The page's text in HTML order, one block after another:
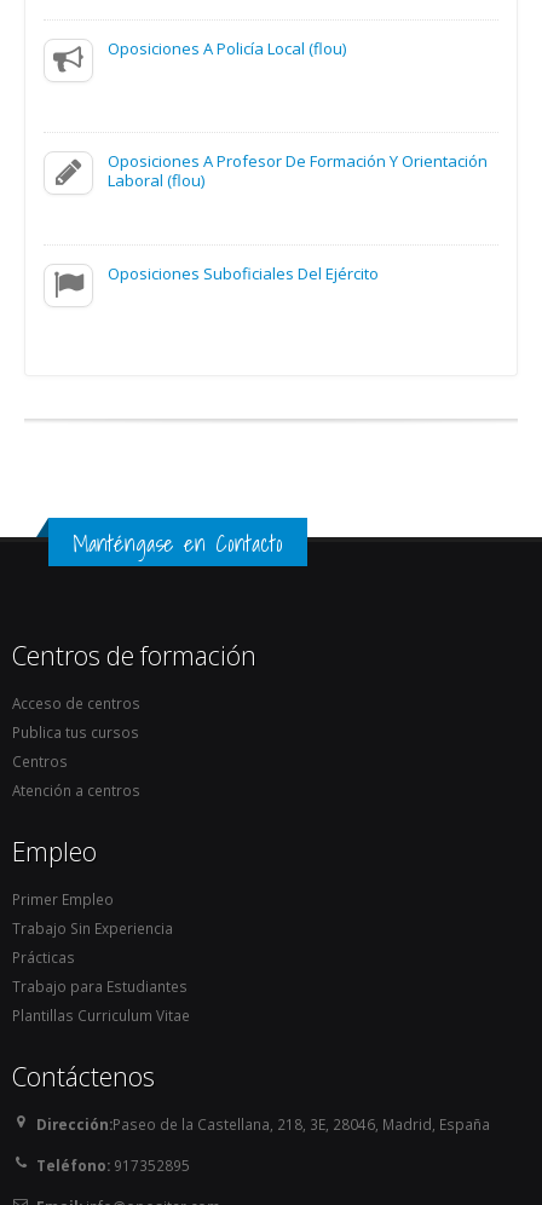
Oposiciones A Policía Local (flou)
Oposiciones A Profesor De Formación Y Orientación
Laboral (flou)
Oposiciones Suboficiales Del Ejército
Manténgase en Contacto
Centros de formación
Acceso de centros
Publica tus cursos
Centros
Atención a centros
Empleo
Primer Empleo
Trabajo Sin Experiencia
Prácticas
Trabajo para Estudiantes
Plantillas Curriculum Vitae
Contáctenos
Dirección:Paseo de la Castellana, 218, 3E, 28046, Madrid, España
Teléfono: 917352895